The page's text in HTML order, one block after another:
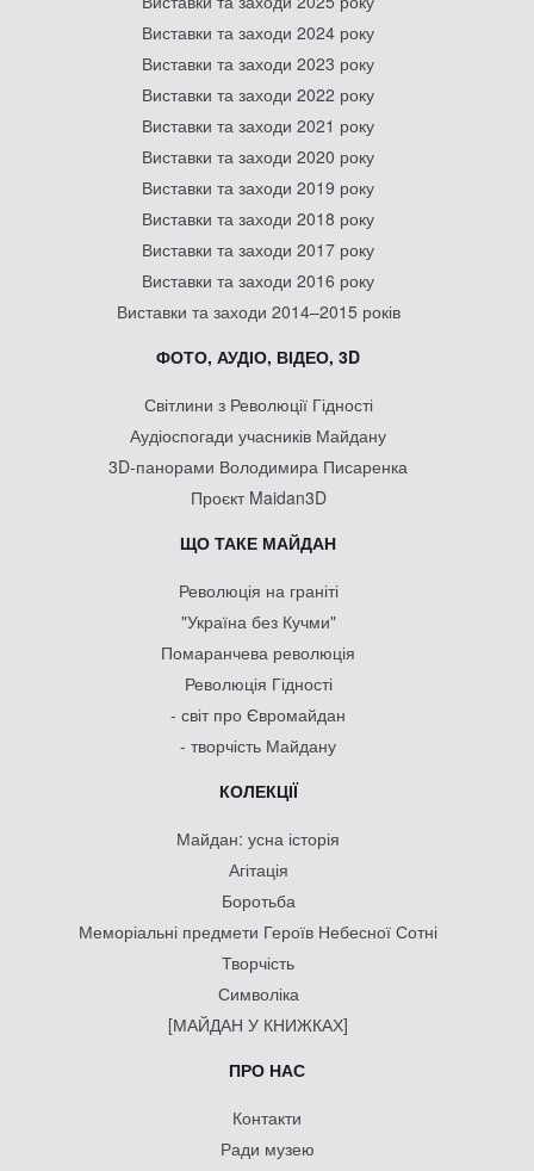
Виставки та заходи 2024 року
Виставки та заходи 2023 року
Виставки та заходи 2022 року
Виставки та заходи 2021 року
Виставки та заходи 2020 року
Виставки та заходи 2019 року
Виставки та заходи 2018 року
Виставки та заходи 2017 року
Виставки та заходи 2016 року
Виставки та заходи 2014–2015 років
ФОТО, АУДІО, ВІДЕО, 3D
Світлини з Революції Гідності
Аудіоспогади учасників Майдану
3D-панорами Володимира Писаренка
Проєкт Maidan3D
ЩО ТАКЕ МАЙДАН
Революція на граніті
"Україна без Кучми"
Помаранчева революція
Революція Гідності
- світ про Євромайдан
- творчість Майдану
КОЛЕКЦІЇ
Майдан: усна історія
Агітація
Боротьба
Меморіальні предмети Героїв Небесної Сотні
Творчість
Символіка
[МАЙДАН У КНИЖКАХ]
ПРО НАС
Контакти
Ради музею